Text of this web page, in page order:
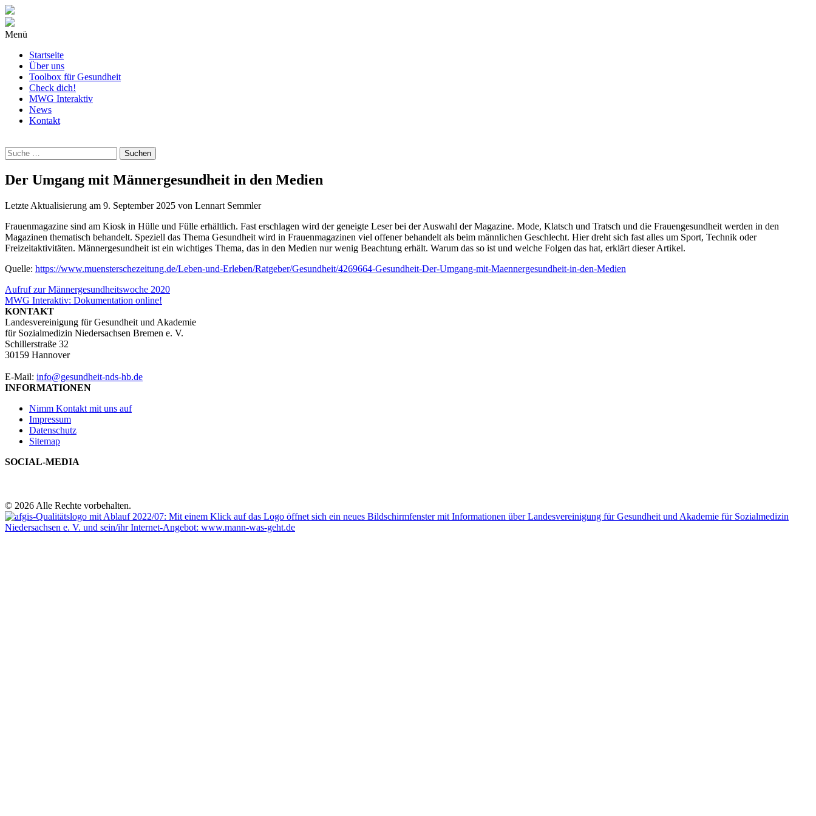
Menü
Startseite
Über uns
Toolbox für Gesundheit
Check dich!
MWG Interaktiv
News
Kontakt
suchst
Du?
Der Umgang mit Männergesundheit in den Medien
Letzte Aktualisierung am 9. September 2025 von Lennart Semmler
Frauenmagazine sind am Kiosk in Hülle und Fülle erhältlich. Fast erschlagen wird der geneigte Leser bei der Auswahl der Magazine. Mode, Klatsch und Tratsch und die Frauengesundheit werden in den
Magazinen thematisch behandelt. Speziell das Thema Gesundheit wird in Frauenmagazinen viel offener behandelt als beim männlichen Geschlecht. Hier dreht sich fast alles um Sport, Technik oder
Freizeitaktivitäten. Männergesundheit ist ein wichtiges Thema, das in den Medien nur wenig Beachtung erhält. Warum das so ist und welche Folgen das hat, erklärt dieser Artikel.
Quelle: https://www.muensterschezeitung.de/Leben-und-Erleben/Ratgeber/Gesundheit/4269664-Gesundheit-Der-Umgang-mit-Maennergesundheit-in-den-Medien
Beitragsnavigation
Aufruf zur Männergesundheitswoche 2020
MWG Interaktiv: Dokumentation online!
KONTAKT
Landesvereinigung für Gesundheit und Akademie
für Sozialmedizin Niedersachsen Bremen e. V.
Schillerstraße 32
30159 Hannover
E-Mail: info@gesundheit-nds-hb.de
INFORMATIONEN
Nimm Kontakt mit uns auf
Impressum
Datenschutz
Sitemap
SOCIAL-MEDIA
© 2026 Alle Rechte vorbehalten.